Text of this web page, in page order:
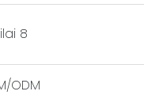
8
ODM